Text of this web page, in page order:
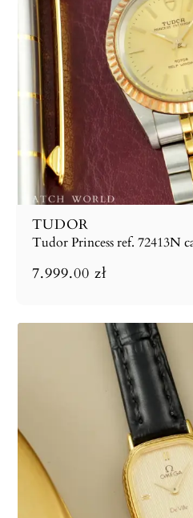
TUDOR
Tudor Princess ref. 72413N
7.999.00 zł